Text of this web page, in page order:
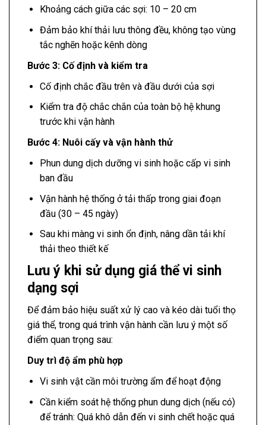
Khoảng cách giữa các sợi: 10 – 20 cm
Đảm bảo khí thải lưu thông đều, không tạo vùng
tắc nghẽn hoặc kênh dòng
Bước 3: Cố định và kiểm tra
Cố định chắc đầu trên và đầu dưới của sợi
Kiểm tra độ chắc chắn của toàn bộ hệ khung
trước khi vận hành
Bước 4: Nuôi cấy và vận hành thử
Phun dung dịch dưỡng vi sinh hoặc cấp vi sinh
ban đầu
Vận hành hệ thống ở tải thấp trong giai đoạn
đầu (30 – 45 ngày)
Sau khi màng vi sinh ổn định, nâng dần tải khí
thải theo thiết kế
Lưu ý khi sử dụng giá thể vi sinh
dạng sợi
Để đảm bảo hiệu suất xử lý cao và kéo dài tuổi thọ
giá thể, trong quá trình vận hành cần lưu ý một số
điểm quan trọng sau:
Duy trì độ ẩm phù hợp
Vi sinh vật cần môi trường ẩm để hoạt động
Cần kiểm soát hệ thống phun dung dịch (nếu có)
để tránh: Quá khô dẫn đến vi sinh chết hoặc quá